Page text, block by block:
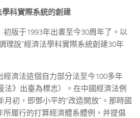
學科實際系統的創建
版于1993年出書至今30周年了。以
理說”經濟法學科實際系統創建30年
經濟法這個自力部分法至今100多年
法》出臺為標志）。在中國經濟法例
初，即鄧小平的“改造開放”。那時國
所履行的打算經濟體系體例，并提倡